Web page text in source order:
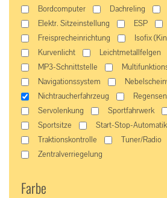
Bordcomputer
Dachreling
Elektr. Sitzeinstellung
ESP
Freisprecheinrichtung
Isofix
Kurvenlicht
Leichtmetallfelgen
MP3-Schnittstelle
Navigationssystem
Nichtraucherfahrzeug
Servolenkung
Sportfahrwerk
Sportsitze
Start-Stop-Automatik
Traktionskontrolle
Tuner/Radio
Zentralverriegelung
Farbe